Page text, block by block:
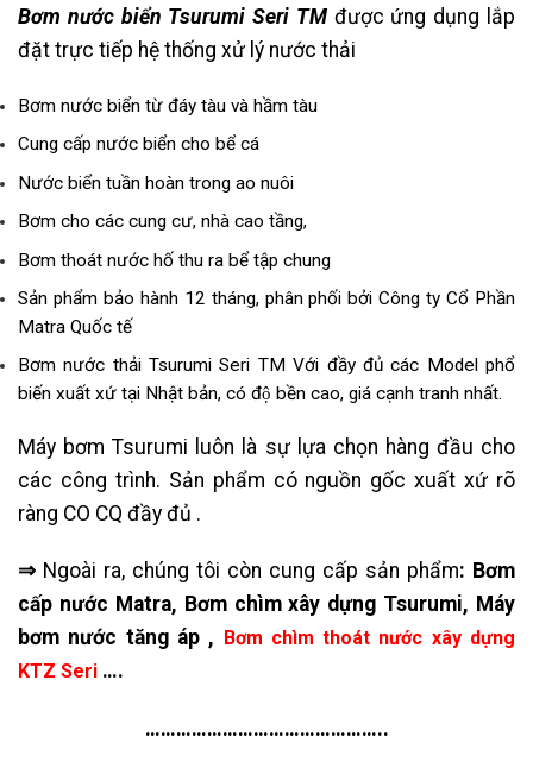
Bơm nước biển Tsurumi Seri TMđược ứng dụng lắp
đặt trực tiếp hệ thống xử lý nước thải
Bơm nước biển từ đáy tàu và hầm tàu
Cung cấp nước biển cho bể cá
Nước biển tuần hoàn trong ao nuôi
Bơm cho các cung cư, nhà cao tầng,
Bơm thoát nước hố thu ra bể tập chung
Sản phẩm bảo hành 12 tháng, phân phối bởi Công ty Cổ Phần
Matra Quốc tế
Bơm nước thải Tsurumi Seri TM Với đầy đủ các Model phổ
biến xuất xứ tại Nhật bản, có độ bền cao, giá cạnh tranh nhất.
Máy bơm Tsurumi luôn là sự lựa chọn hàng đầu cho
các công trình. Sản phẩm có nguồn gốc xuất xứ rõ
ràng CO CQ đầy đủ .
⇒ Ngoài ra, chúng tôi còn cung cấp sản phẩm: Bơm
cấp nước Matra, Bơm chìm xây dựng Tsurumi, Máy
bơm nước tăng áp , Bơm chìm thoát nước xây dựng
KTZ Seri ….
………………………………………..